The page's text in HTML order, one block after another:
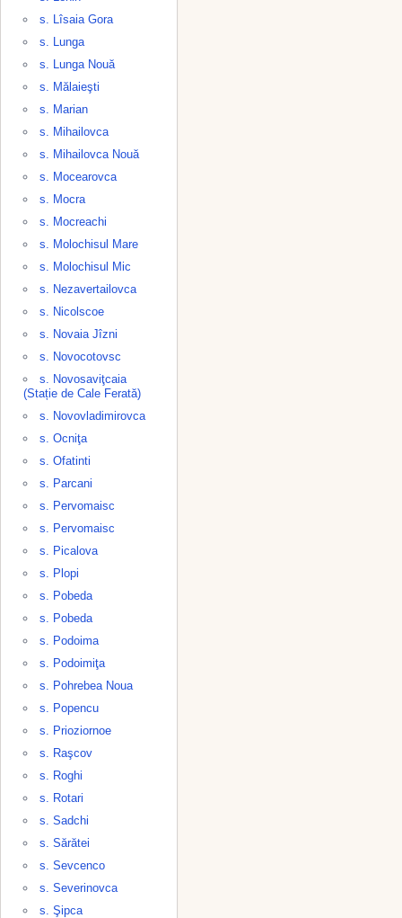
s. Lîsaia Gora
s. Lunga
s. Lunga Nouă
s. Mălaieşti
s. Marian
s. Mihailovca
s. Mihailovca Nouă
s. Mocearovca
s. Mocra
s. Mocreachi
s. Molochisul Mare
s. Molochisul Mic
s. Nezavertailovca
s. Nicolscoe
s. Novaia Jîzni
s. Novocotovsc
s. Novosaviţcaia
(Stație de Cale Ferată)
s. Novovladimirovca
s. Ocniţa
s. Ofatinti
s. Parcani
s. Pervomaisc
s. Pervomaisc
s. Picalova
s. Plopi
s. Pobeda
s. Pobeda
s. Podoima
s. Podoimiţa
s. Pohrebea Noua
s. Popencu
s. Prioziornoe
s. Raşcov
s. Roghi
s. Rotari
s. Sadchi
s. Sărătei
s. Sevcenco
s. Severinovca
s. Şipca